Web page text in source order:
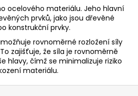
a
c
í
p
r
v
k
y
ocelového materiálu. Jeho hlavní
prvků, jako jsou dřevěné
konstrukční prvky.
rovnoměrné rozložení síly
zajišťuje, že síla je rovnoměrně
hlavy, čímž se minimalizuje riziko
materiálu.